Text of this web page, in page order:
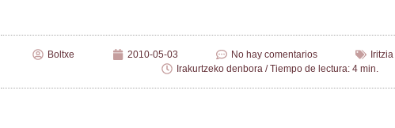
Boltxe 2010-05-03 No hay comentarios Iritzia
Irakurtzeko denbora / Tiempo de lectura: 4 min.